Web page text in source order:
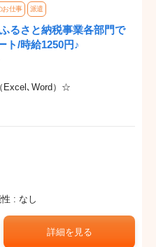
お仕事 派遣
るさと納税事業各部門で
ト/時給1250円♪
Excel､Word）☆
: なし
詳細を見る